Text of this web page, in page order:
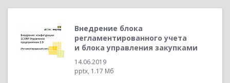
Внедрение блока
регламентированного учета
и блока управления закупками
14.06.2019
pptx, 1.17 Мб